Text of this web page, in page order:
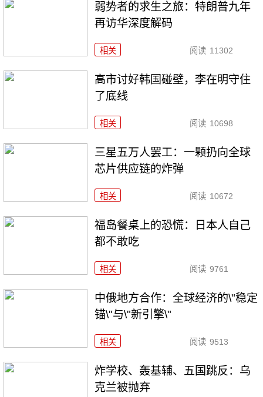
弱势者的求生之旅：特朗普九年
再访华深度解码
相关 阅读 11302
高市讨好韩国碰壁，李在明守住
了底线
相关 阅读 10698
三星五万人罢工：一颗扔向全球
芯片供应链的炸弹
相关 阅读 10672
福岛餐桌上的恐慌：日本人自己
都不敢吃
相关 阅读 9761
中俄地方合作：全球经济的\"稳定
锚\"与\"新引擎\"
相关 阅读 9513
炸学校、轰基辅、五国跳反：乌
克兰被抛弃